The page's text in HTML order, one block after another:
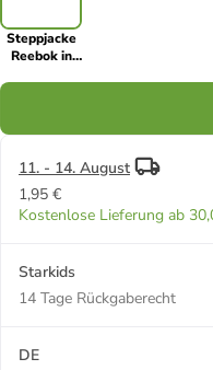
Steppjacke
Reebok in
11. - 14. August
1,95 €
Kostenlose Lieferung ab
Starkids
14 Tage Rückgaberecht
DE